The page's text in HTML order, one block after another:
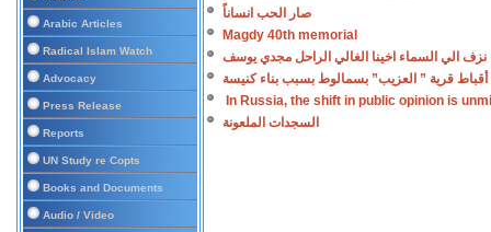
Arabic Articles
Radical Islam Watch
Advocacy
Press Release
Reports
UN Study re Copts
Books and Documents
Audio / Video
صار الحب انساناً
Magdy 40th memorial
نزف الي السماء اخينا الغالي الراحل مجدي يوسف
أقباط قرية ” العزيب” بسمالوط بسبب بناء كنيسة
In Russia, the shift in public opinion is
السجدات الملعونة